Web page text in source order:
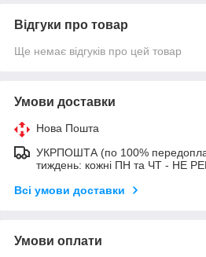
Відгуки про товар
Ще немає відгуків про цей товар
Умови доставки
Нова Пошта
УКРПОШТА (по 100%
тиждень: кожні ПН та ЧТ - НЕ
Всі умови доставки
Умови оплати